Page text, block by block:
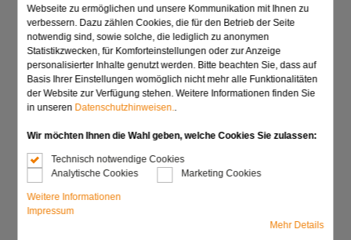
Webseite zu ermöglichen und unsere Kommunikation mit Ihnen zu
verbessern. Dazu zählen Cookies, die für den Betrieb der Seite
notwendig sind, sowie solche, die lediglich zu anonymen
Statistikzwecken, für Komforteinstellungen oder zur Anzeige
personalisierter Inhalte genutzt werden. Bitte beachten Sie, dass auf
Basis Ihrer Einstellungen womöglich nicht mehr alle Funktionalitäten
der Website zur Verfügung stehen. Weitere Informationen finden Sie
in unseren Datenschutzhinweisen.
Wir möchten Ihnen die Wahl geben, welche Cookies Sie zulassen:
Technisch notwendige Cookies
Analytische Cookies
Marketing Cookies
Weitere Informationen
Impressum
Mehr Details
optimaler Hartmetallsorten und Beschichtungen
System Lösungen für mehrfaches Nachschleifen sowie
Einmaleinsätze
Sieben Systeme für Einstechbreiten bis 70 mm
Halter für alle Grundaufnahmen und Maschinentypen
Anfrage senden